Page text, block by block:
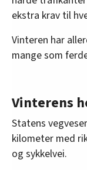
ekstra krav til
Vinteren har
mange som
Vinterens
Statens
kilometer med
og sykkelvei.